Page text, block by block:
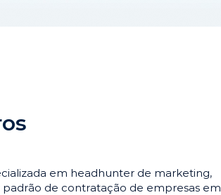
em headhunter de marketing,
de contratação de empresas em